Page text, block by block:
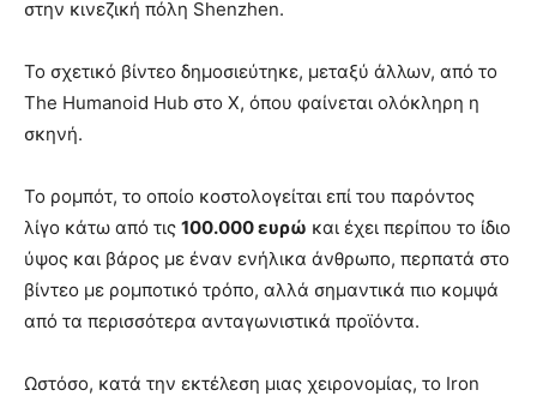
στην κινεζική πόλη Shenzhen.
Το σχετικό βίντεο δημοσιεύτηκε, μεταξύ άλλων, από το
The Humanoid Hub στο X, όπου φαίνεται ολόκληρη η
σκηνή.
Το ρομπότ, το οποίο κοστολογείται επί του παρόντος
λίγο κάτω από τις 100.000 ευρώ και έχει περίπου το ίδιο
ύψος και βάρος με έναν ενήλικα άνθρωπο, περπατά στο
βίντεο με ρομποτικό τρόπο, αλλά σημαντικά πιο κομψά
από τα περισσότερα ανταγωνιστικά προϊόντα.
Ωστόσο, κατά την εκτέλεση μιας χειρονομίας, το Iron